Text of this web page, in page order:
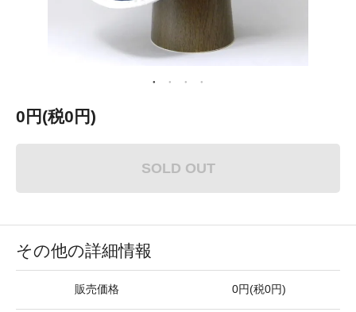
0円(税0円)
SOLD OUT
その他の詳細情報
販売価格 0円(税0円)